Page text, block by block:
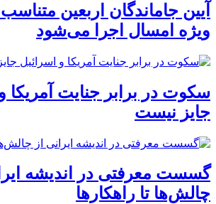
آیین جاماندگان اربعین
ویژه امسال اجرا می‌شود
سکوت در برابر جنایت آمریکا
جایز نیست
گسست معرفتی در اندیشه
چالش‌ها تا راهکارها